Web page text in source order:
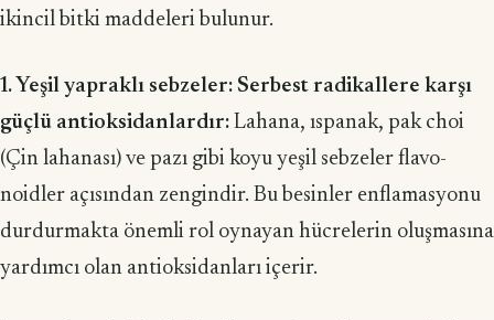
ikincil bitki maddeleri bulunur.
1. Yeşil yapraklı sebzeler: Serbest radikallere karşı
güçlü antioksidanlardır: Lahana, ıspanak, pak choi
(Çin lahanası) ve pazı gibi koyu yeşil sebzeler flavo­
noidler açısından zengindir. Bu besinler enflamasyonu
durdurmakta önemli rol oynayan hücrelerin oluşmasına
yardımcı olan antioksidanları içerir.